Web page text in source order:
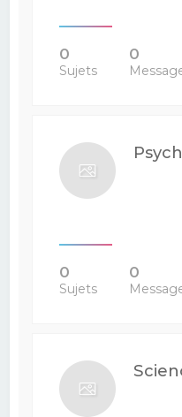
0
Sujets
0
0
Sujets
0